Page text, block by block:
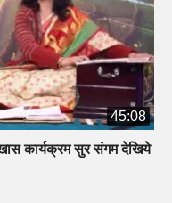
45:08
कार्यक्रम सुर संगम देखिये